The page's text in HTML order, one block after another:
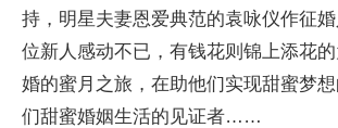
持，明星夫妻恩爱典范的袁咏仪作征
位新人感动不已，有钱花则锦上添花
婚的蜜月之旅，在助他们实现甜蜜梦
们甜蜜婚姻生活的见证者……